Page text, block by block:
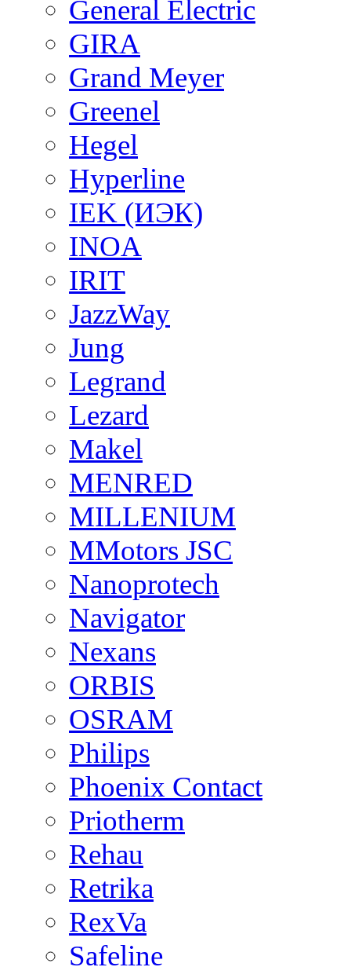
General Electric
GIRA
Grand Meyer
Greenel
Hegel
Hyperline
IEK (ИЭК)
INOA
IRIT
JazzWay
Jung
Legrand
Lezard
Makel
MENRED
MILLENIUM
MMotors JSC
Nanoprotech
Navigator
Nexans
ORBIS
OSRAM
Philips
Phoenix Contact
Priotherm
Rehau
Retrika
RexVa
Safeline